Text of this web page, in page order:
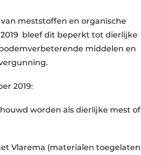
meststoffen en organische
bleef dit beperkt tot dierlijke
middelen en
2019:
worden als dierlijke mest of
Vlarema (materialen toegelaten